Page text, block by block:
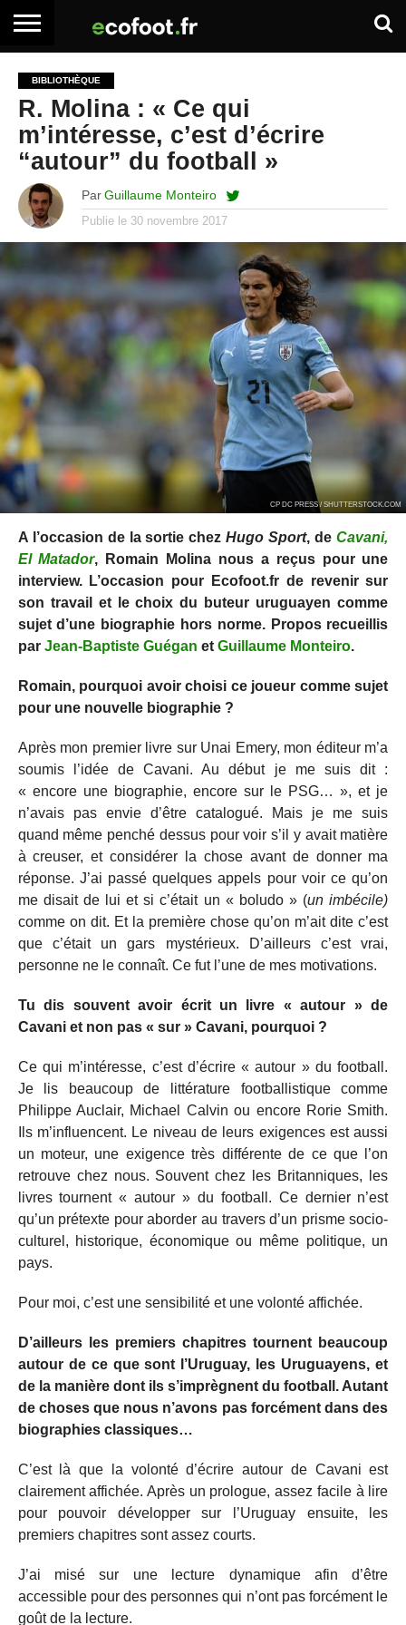
ARTICLES
PREMIUM
ADHÉSION
PREMIUM
SE
CONNECTER
EMPLOI
BOITE
À
OUTILS
BIBLIOTHÈQUE
R. Molina : « Ce qui
m’intéresse, c’est d’écrire
“autour” du football »
Par Guillaume Monteiro
Publie le 30 novembre 2017
CP DC PRESS / SHUTTERSTOCK.COM
A l’occasion de la sortie chezHugo Sport, deCavani,
El Matador, Romain Molina nous a reçus pour une
interview. L’occasion pour Ecofoot.fr de revenir sur
son travail et le choix du buteur uruguayen comme
sujet d’une biographie hors norme. Propos recueillis
par Jean-Baptiste Guégan et Guillaume Monteiro.
Romain, pourquoi avoir choisi ce joueur comme sujet
pour une nouvelle biographie ?
Après mon premier livre sur Unai Emery, mon éditeur m’a
soumis l’idée de Cavani. Au début je me suis dit :
« encore une biographie, encore sur le PSG… », et je
n’avais pas envie d’être catalogué. Mais je me suis
quand même penché dessus pour voir s’il y avait matière
à creuser, et considérer la chose avant de donner ma
réponse. J’ai passé quelques appels pour voir ce qu’on
me disait de lui et si c’était un « boludo » (un imbécile)
comme on dit. Et la première chose qu’on m’ait dite c’est
que c’était un gars mystérieux. D’ailleurs c’est vrai,
personne ne le connaît. Ce fut l’une de mes motivations.
Tu dis souvent avoir écrit un livre « autour » de
Cavani et non pas « sur » Cavani, pourquoi ?
Ce qui m’intéresse, c’est d’écrire « autour » du football.
Je lis beaucoup de littérature footballistique comme
Philippe Auclair, Michael Calvin ou encore Rorie Smith.
Ils m’influencent. Le niveau de leurs exigences est aussi
un moteur, une exigence très différente de ce que l’on
retrouve chez nous. Souvent chez les Britanniques, les
livres tournent « autour » du football. Ce dernier n’est
qu’un prétexte pour aborder au travers d’un prisme socio-
culturel, historique, économique ou même politique, un
pays.
Pour moi, c’est une sensibilité et une volonté affichée.
D’ailleurs les premiers chapitres tournent beaucoup
autour de ce que sont l’Uruguay, les Uruguayens, et
de la manière dont ils s’imprègnent du football. Autant
de choses que nous n’avons pas forcément dans des
biographies classiques…
C’est là que la volonté d’écrire autour de Cavani est
clairement affichée. Après un prologue, assez facile à lire
pour pouvoir développer sur l’Uruguay ensuite, les
premiers chapitres sont assez courts.
J’ai misé sur une lecture dynamique afin d’être
accessible pour des personnes qui n’ont pas forcément le
goût de la lecture.